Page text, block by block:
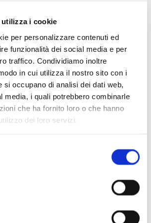
i cookie
per personalizzare contenuti ed
funzionalità dei social media e per
traffico. Condividiamo inoltre
in cui utilizza il nostro sito con i
si occupano di analisi dei dati web,
media, i quali potrebbero combinarle
che ha fornito loro o che hanno
dei loro servizi.